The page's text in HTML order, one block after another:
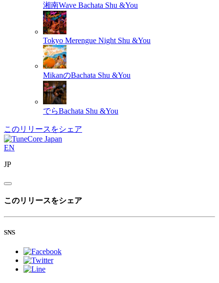
湘南Wave Bachata Shu &You
Tokyo Merengue Night Shu &You
MikanのBachata Shu &You
でらBachata Shu &You
このリリースをシェア
EN
JP
このリリースをシェア
SNS